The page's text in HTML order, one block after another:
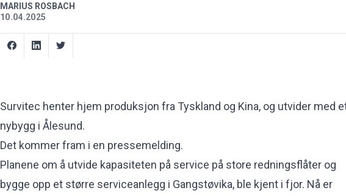
MARIUS ROSBACH
10.04.2025
Survitec henter hjem produksjon fra Tyskland og Kina, og utvider med
nybygg i Ålesund.
Det kommer fram i en pressemelding.
Planene om å utvide kapasiteten på service på store redningsflåter og
bygge opp et større serviceanlegg i Gangstøvika, ble kjent i fjor. Nå er